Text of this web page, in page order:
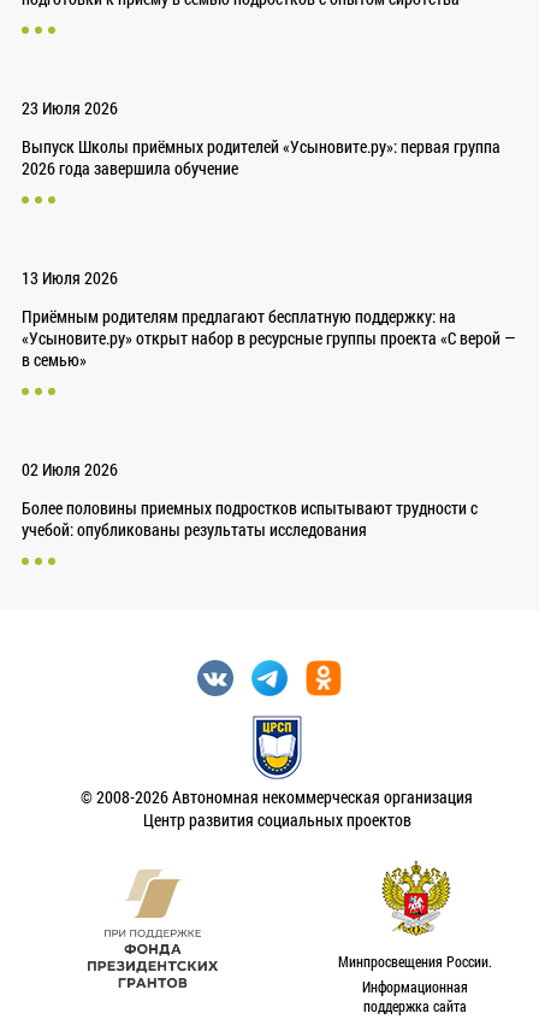
23 Июля 2026
Выпуск Школы приёмных родителей «Усыновите.ру»: первая группа
2026 года завершила обучение
13 Июля 2026
Приёмным родителям предлагают бесплатную поддержку: на
«Усыновите.ру» открыт набор в ресурсные группы проекта «С верой —
в семью»
02 Июля 2026
Более половины приемных подростков испытывают трудности с
учебой: опубликованы результаты исследования
© 2008-2026 Автономная некоммерческая организация
Центр развития социальных проектов
Минпросвещения России.
Информационная
поддержка сайта